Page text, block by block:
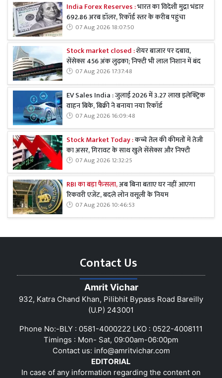
India Forex Reserves :भारत का विदेशी मुद्रा भंडार
692.86 अरब डॉलर, रिकॉर्ड स्तर के करीब पहुंचा
07 Aug 2026 18:07:50
Stock market closed :शेयर बाजार पर दबाव,
सेंसेक्स 456 अंक लुढ़का; निफ्टी भी लाल निशान में बंद
07 Aug 2026 17:37:48
EV Sales India : जुलाई 2026 में 3.27 लाख इलेक्ट्रिक
वाहन बिके, बिक्री ने बनाया नया रिकॉर्ड
07 Aug 2026 16:09:48
Stock Market Today :कच्चे तेल की कीमतों में तेजी
का असर, गिरावट के साथ खुले सेंसेक्स और निफ्टी
07 Aug 2026 12:32:25
RBI का बड़ा फैसला,अब बिना बताए घर नहीं आएगा
रिकवरी एजेंट, बदले लोन वसूली के नियम
07 Aug 2026 10:46:53
Contact Us
Amrit Vichar
932, Katra Chand Khan, Pilibhit Bypass Road Bareilly
(U.P) 243001
Phone No:-BLY : 0581-4000222 LKO : 0522-4008111
Timings : Mon- Sat, 09:00am-06:00pm
Contact us: info@amritvichar.com
EDITORIAL
In case of any information regarding the content on